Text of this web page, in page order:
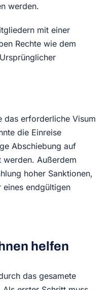
werden.
mit einer
Rechte wie dem
das erforderliche Visum
die Einreise
Abschiebung auf
werden. Außerdem
hoher Sanktionen,
endgültigen
helfen
das gesamete